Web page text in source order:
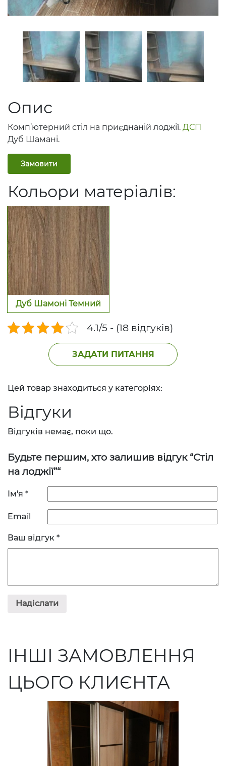
Опис
Комп’ютерний стіл на приєднаній лоджії. ДСП
Дуб Шамані.
Замовити
Кольори матеріалів:
Дуб Шамоні Темний
4.1/5 - (18 відгуків)
ЗАДАТИ ПИТАННЯ
Цей товар знаходиться у категоріях:
Відгуки
Відгуків немає, поки що.
Будьте першим, хто залишив відгук “Стіл
на лоджії”“
Ім'я *
Email
Ваш відгук *
ІНШІ ЗАМОВЛЕННЯ
ЦЬОГО КЛИЄНТА